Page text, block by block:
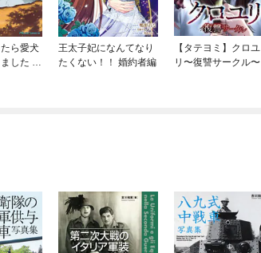
ら愛犬
した ～
王太子妃になんてなり
たくない！！ 婚約者編
【タテヨミ】クロユ
リ〜復讐サークル〜